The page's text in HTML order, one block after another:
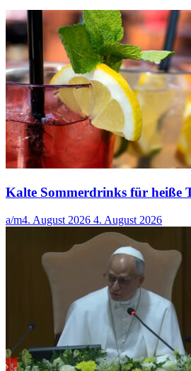
Kalte Sommerdrinks für heiße
a/m4. August 2026 4. August 2026